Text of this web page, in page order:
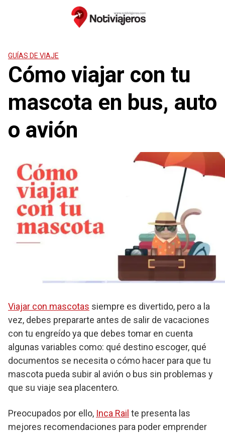
GUÍAS DE VIAJE
Cómo viajar con tu
mascota en bus, auto
o avión
Viajar con mascotas siempre es divertido, pero a la
vez, debes prepararte antes de salir de vacaciones
con tu engreído ya que debes tomar en cuenta
algunas variables como: qué destino escoger, qué
documentos se necesita o cómo hacer para que tu
mascota pueda subir al avión o bus sin problemas y
que su viaje sea placentero.
Preocupados por ello, Inca Rail te presenta las
mejores recomendaciones para poder emprender